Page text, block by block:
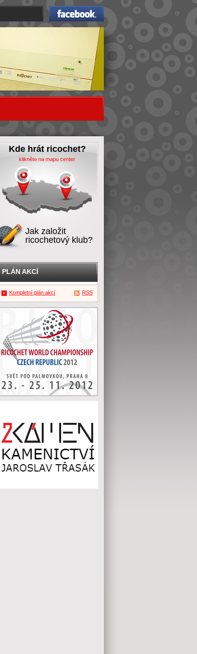
Facebook
Kde hrát ricochet?
klikněte na mapu center
Jak založit
ricochetový klub?
PLÁN AKCÍ
Kompletní plán akcí RSS